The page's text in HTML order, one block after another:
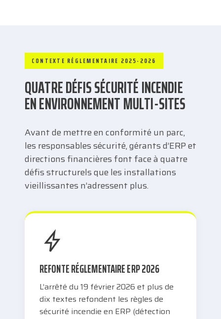
CONTEXTE RÉGLEMENTAIRE 2025-2026
QUATRE DÉFIS SÉCURITÉ INCENDIE
EN ENVIRONNEMENT MULTI-SITES
Avant de mettre en conformité un parc,
les responsables sécurité, gérants d’ERP et
directions financières font face à quatre
défis structurels que les installations
vieillissantes n’adressent plus.
REFONTE RÉGLEMENTAIRE ERP 2026
L’arrêté du 19 février 2026 et plus de
dix textes refondent les règles de
sécurité incendie en ERP (détection